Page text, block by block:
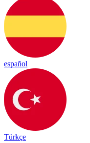
español
Türkçe